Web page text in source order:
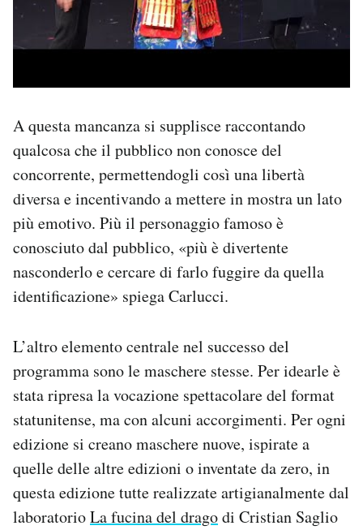
A questa mancanza si supplisce raccontando
qualcosa che il pubblico non conosce del
concorrente, permettendogli così una libertà
diversa e incentivando a mettere in mostra un lato
più emotivo. Più il personaggio famoso è
conosciuto dal pubblico, «più è divertente
nasconderlo e cercare di farlo fuggire da quella
identificazione» spiega Carlucci.
L’altro elemento centrale nel successo del
programma sono le maschere stesse. Per idearle è
stata ripresa la vocazione spettacolare del format
statunitense, ma con alcuni accorgimenti. Per ogni
edizione si creano maschere nuove, ispirate a
quelle delle altre edizioni o inventate da zero, in
questa edizione tutte realizzate artigianalmente dal
laboratorioLa fucina del dragodi Cristian Saglio